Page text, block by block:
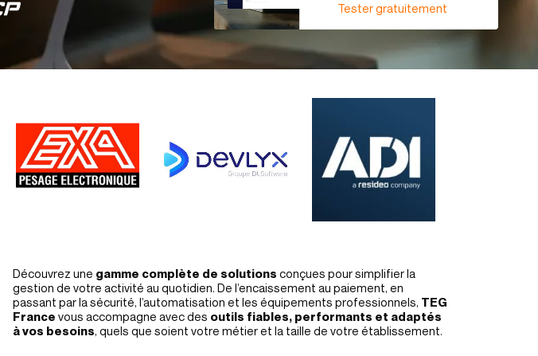
Tester gratuitement
Découvrez une gamme complète de solutions conçues pour simplifier la
gestion de votre activité au quotidien. De l’encaissement au paiement, en
passant par la sécurité, l’automatisation et les équipements professionnels, TEG
France vous accompagne avec des outils fiables, performants et adaptés
à vos besoins, quels que soient votre métier et la taille de votre établissement.